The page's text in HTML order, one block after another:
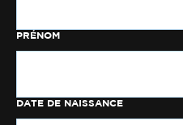
PRÉNOM
DATE DE NAISSANCE